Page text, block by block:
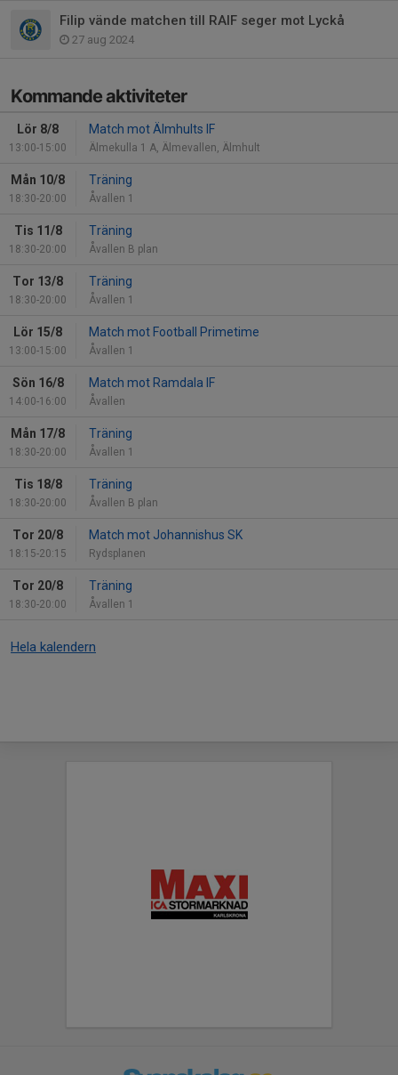
Filip vände matchen till RAIF seger mot Lyckå
27 aug 2024
Kommande aktiviteter
Lör 8/8
13:00-15:00
Match mot Älmhults IF
Älmekulla 1 A, Älmevallen, Älmhult
Mån 10/8
18:30-20:00
Träning
Åvallen 1
Tis 11/8
18:30-20:00
Träning
Åvallen B plan
Tor 13/8
18:30-20:00
Träning
Åvallen 1
Lör 15/8
13:00-15:00
Match mot Football Primetime
Åvallen 1
Sön 16/8
14:00-16:00
Match mot Ramdala IF
Åvallen
Mån 17/8
18:30-20:00
Träning
Åvallen 1
Tis 18/8
18:30-20:00
Träning
Åvallen B plan
Tor 20/8
18:15-20:15
Match mot Johannishus SK
Rydsplanen
Tor 20/8
18:30-20:00
Träning
Åvallen 1
Hela kalendern